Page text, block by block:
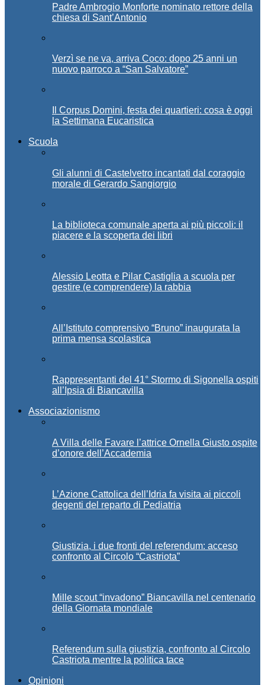
Padre Ambrogio Monforte nominato rettore della
chiesa di Sant’Antonio
Verzì se ne va, arriva Coco: dopo 25 anni un
nuovo parroco a “San Salvatore”
Il Corpus Domini, festa dei quartieri: cosa è oggi
la Settimana Eucaristica
Scuola
Gli alunni di Castelvetro incantati dal coraggio
morale di Gerardo Sangiorgio
La biblioteca comunale aperta ai più piccoli: il
piacere e la scoperta dei libri
Alessio Leotta e Pilar Castiglia a scuola per
gestire (e comprendere) la rabbia
All’Istituto comprensivo “Bruno” inaugurata la
prima mensa scolastica
Rappresentanti del 41° Stormo di Sigonella ospiti
all’Ipsia di Biancavilla
Associazionismo
A Villa delle Favare l’attrice Ornella Giusto ospite
d’onore dell’Accademia
L’Azione Cattolica dell’Idria fa visita ai piccoli
degenti del reparto di Pediatria
Giustizia, i due fronti del referendum: acceso
confronto al Circolo “Castriota”
Mille scout “invadono” Biancavilla nel centenario
della Giornata mondiale
Referendum sulla giustizia, confronto al Circolo
Castriota mentre la politica tace
Opinioni